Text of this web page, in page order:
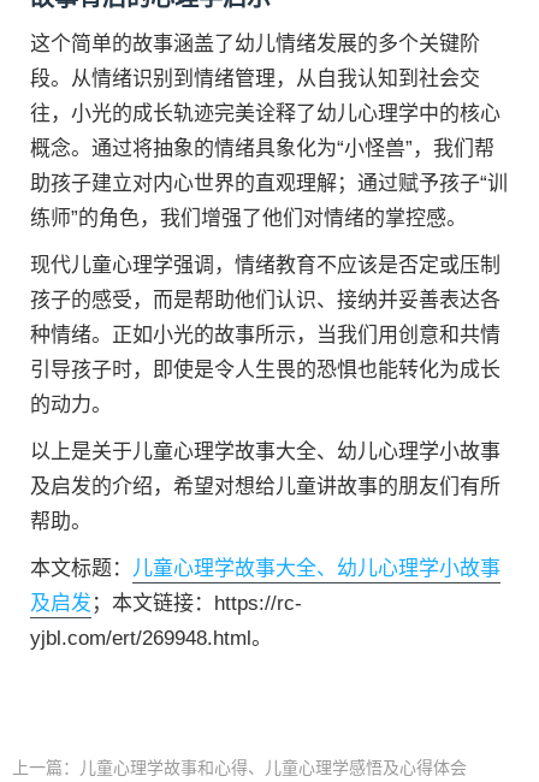
这个简单的故事涵盖了幼儿情绪发展的多个关键阶
段。从情绪识别到情绪管理，从自我认知到社会交
往，小光的成长轨迹完美诠释了幼儿心理学中的核心
概念。通过将抽象的情绪具象化为“小怪兽”，我们帮
助孩子建立对内心世界的直观理解；通过赋予孩子“训
练师”的角色，我们增强了他们对情绪的掌控感。
现代儿童心理学强调，情绪教育不应该是否定或压制
孩子的感受，而是帮助他们认识、接纳并妥善表达各
种情绪。正如小光的故事所示，当我们用创意和共情
引导孩子时，即使是令人生畏的恐惧也能转化为成长
的动力。
以上是关于儿童心理学故事大全、幼儿心理学小故事
及启发的介绍，希望对想给儿童讲故事的朋友们有所
帮助。
本文标题： 儿童心理学故事大全、幼儿心理学小故事
及启发 ；本文链接：https://rc-
yjbl.com/ert/269948.html。
上一篇：
儿童心理学故事和心得、儿童心理学感悟及心得体会